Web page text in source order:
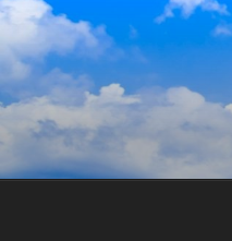
コ
ン
テ
ン
へ
ス